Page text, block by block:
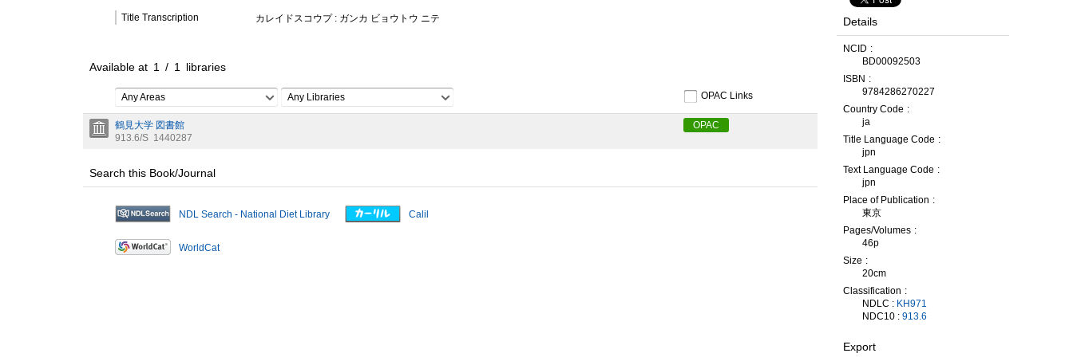
Title Transcription カレイドスコウプ : ガンカ ビョウトウ ニテ
Available at 1 / 1 libraries
Any Areas Any Libraries OPAC Links
鶴見大学 図書館
913.6/S 1440287
OPAC
Search this Book/Journal
NDL Search - National Diet Library Calil
WorldCat
Details
NCID
BD00092503
ISBN
9784286270227
Country Code
ja
Title Language Code
jpn
Text Language Code
jpn
Place of Publication
東京
Pages/Volumes
46p
Size
20cm
Classification
NDLC : KH971
NDC10 : 913.6
Export